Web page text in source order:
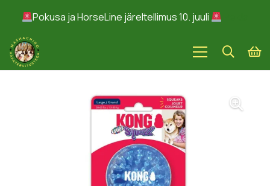
Pokusa ja HorseLine järeltellimus 10. juuli